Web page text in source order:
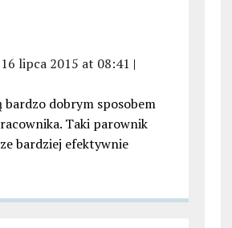
16 lipca 2015 at 08:41 |
bardzo dobrym sposobem
Taki parownik
bardziej efektywnie